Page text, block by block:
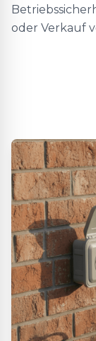
oder Verkauf